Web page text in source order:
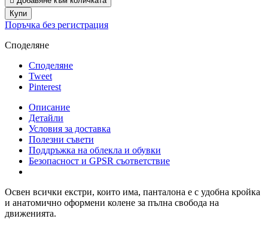
Купи
Поръчка без регистрация
Споделяне
Споделяне
Tweet
Pinterest
Описание
Детайли
Условия за доставка
Полезни съвети
Поддръжка на облекла и обувки
Безопасност и GPSR съответствие
Освен всички екстри, които има, панталона е с удобна кройка
и анатомично оформени колене за пълна свобода на
движенията.